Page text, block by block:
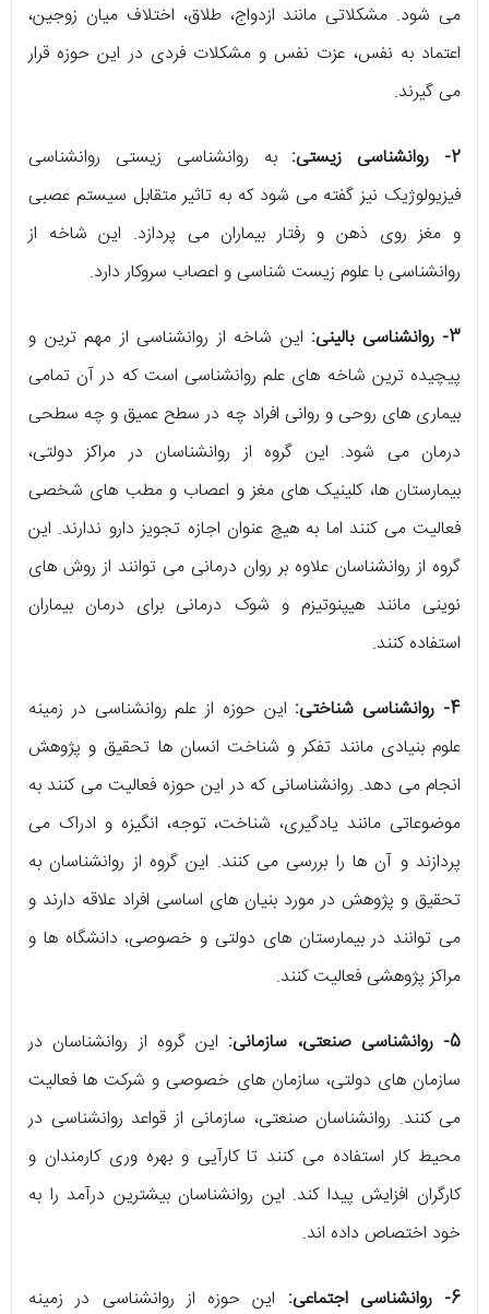
می شود. مشکلاتی مانند ازدواج، طلاق، اختلاف میان زوجین،
اعتماد به نفس، عزت نفس و مشکلات فردی در این حوزه قرار
می گیرند.
2- روانشناسی زیستی:
به روانشناسی زیستی روانشناسی
فیزیولوژیک نیز گفته می شود که به تاثیر متقابل سیستم عصبی
و مغز روی ذهن و رفتار بیماران می پردازد. این شاخه از
روانشناسی با علوم زیست شناسی و اعصاب سروکار دارد.
3- روانشناسی بالینی:
این شاخه از روانشناسی از مهم ترین و
پیچیده ترین شاخه های علم روانشناسی است که در آن تمامی
بیماری های روحی و روانی افراد چه در سطح عمیق و چه سطحی
درمان می شود. این گروه از روانشناسان در مراکز دولتی،
بیمارستان ها، کلینیک های مغز و اعصاب و مطب های شخصی
فعالیت می کنند اما به هیچ عنوان اجازه تجویز دارو ندارند. این
گروه از روانشناسان علاوه بر روان درمانی می توانند از روش های
نوینی مانند هیپنوتیزم و شوک درمانی برای درمان بیماران
استفاده کنند.
4- روانشناسی شناختی:
این حوزه از علم روانشناسی در زمینه
علوم بنیادی مانند تفکر و شناخت انسان ها تحقیق و پژوهش
انجام می دهد. روانشناسانی که در این حوزه فعالیت می کنند به
موضوعاتی مانند یادگیری، شناخت، توجه، انگیزه و ادراک می
پردازند و آن ها را بررسی می کنند. این گروه از روانشناسان به
تحقیق و پژوهش در مورد بنیان های اساسی افراد علاقه دارند و
می توانند در بیمارستان های دولتی و خصوصی، دانشگاه ها و
مراکز پژوهشی فعالیت کنند.
5- روانشناسی صنعتی، سازمانی:
این گروه از روانشناسان در
سازمان های دولتی، سازمان های خصوصی و شرکت ها فعالیت
می کنند. روانشناسان صنعتی، سازمانی از قواعد روانشناسی در
محیط کار استفاده می کنند تا کارآیی و بهره وری کارمندان و
کارگران افزایش پیدا کند. این روانشناسان بیشترین درآمد را به
خود اختصاص داده اند.
6- روانشناسی اجتماعی: این حوزه از روانشناسی در زمینه